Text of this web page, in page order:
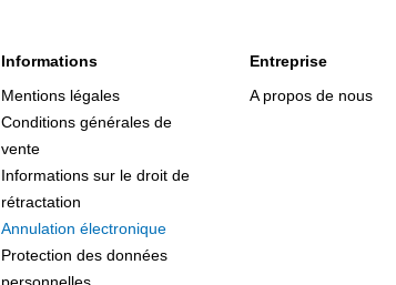
Informations
Mentions légales
Conditions générales de
vente
Informations sur le droit de
rétractation
Annulation électronique
Protection des données
Entreprise
A propos de nous